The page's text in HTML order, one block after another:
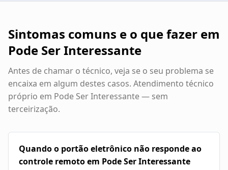
Sintomas comuns e o que fazer em
Pode Ser Interessante
Antes de chamar o técnico, veja se o seu problema se
encaixa em algum destes casos. Atendimento técnico
próprio em Pode Ser Interessante— sem
terceirização.
Quando o portão eletrônico não responde ao
controle remoto em Pode Ser Interessante